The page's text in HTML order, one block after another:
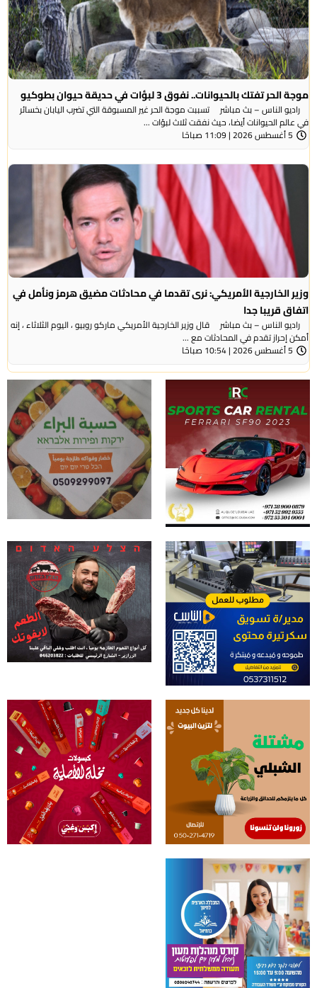
موجة الحر تفتك بالحيوانات.. نفوق 3 لبؤات في حديقة حيوان بطوكيو
راديو الناس – بث مباشر تسببت موجة الحر غير المسبوقة التي تضرب اليابان بخسائر
في عالم الحيوانات أيضا، حيث نفقت ثلاث لبؤات ...
5 أغسطس 2026 | 11:09 صباحًا
وزير الخارجية الأمريكي: نرى تقدما في محادثات مضيق هرمز ونأمل في
اتفاق قريبا جدا
راديو الناس – بث مباشر قال وزير الخارجية الأمريكي ماركو روبيو ، اليوم الثلاثاء ، إنه
أمكن إحراز تقدم في المحادثات مع ...
5 أغسطس 2026 | 10:54 صباحًا